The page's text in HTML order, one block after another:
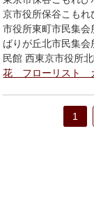
京市役所保谷こも
市役所東町市民集
ばりが丘北市民集
民館 西東京市役所
花 フローリスト
1